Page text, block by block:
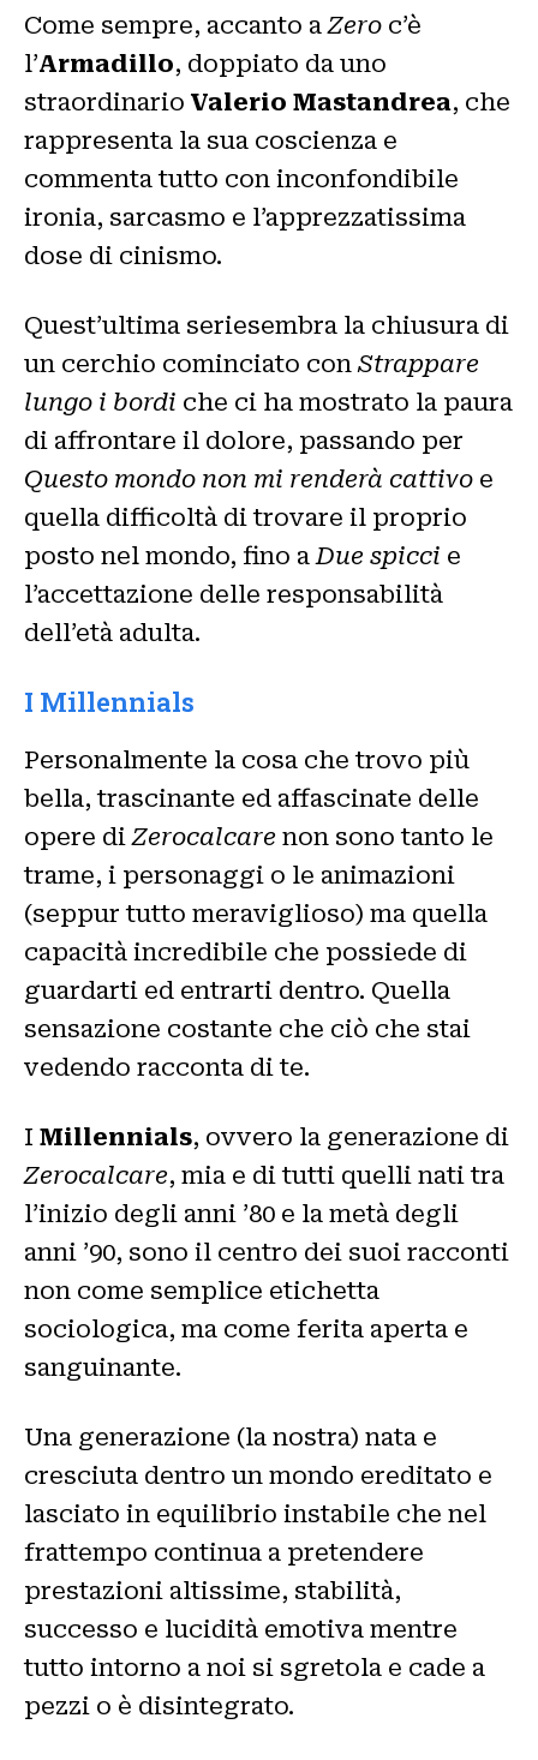
Come sempre, accanto aZero c’è
l’Armadillo, doppiato da uno
straordinario Valerio Mastandrea, che
rappresenta la sua coscienza e
commenta tutto con inconfondibile
ironia, sarcasmo e l’apprezzatissima
dose di cinismo.
Quest’ultima seriesembra la chiusura di
un cerchio cominciato conStrappare
lungo i bordi che ci ha mostrato la paura
di affrontare il dolore, passando per
Questo mondo non mi renderà cattivo e
quella difficoltà di trovare il proprio
posto nel mondo, fino aDue spicci e
l’accettazione delle responsabilità
dell’età adulta.
I Millennials
Personalmente la cosa che trovo più
bella, trascinante ed affascinate delle
opere diZerocalcare non sono tanto le
trame, i personaggi o le animazioni
(seppur tutto meraviglioso) ma quella
capacità incredibile che possiede di
guardarti ed entrarti dentro. Quella
sensazione costante che ciò che stai
vedendo racconta di te.
I Millennials, ovvero la generazione di
Zerocalcare, mia e di tutti quelli nati tra
l’inizio degli anni ’80 e la metà degli
anni ’90, sono il centro dei suoi racconti
non come semplice etichetta
sociologica, ma come ferita aperta e
sanguinante.
Una generazione (la nostra) nata e
cresciuta dentro un mondo ereditato e
lasciato in equilibrio instabile che nel
frattempo continua a pretendere
prestazioni altissime, stabilità,
successo e lucidità emotiva mentre
tutto intorno a noi si sgretola e cade a
pezzi o è disintegrato.